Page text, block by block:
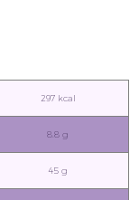
297 kcal
8.8 g
45 g